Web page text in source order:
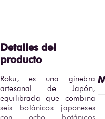
Roku, es una ginebra
artesanal de Japón,
equilibrada que combina
seis botánicos japoneses